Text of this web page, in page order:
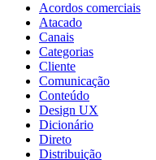
Acordos comerciais
Atacado
Canais
Categorias
Cliente
Comunicação
Conteúdo
Design UX
Dicionário
Direto
Distribuição